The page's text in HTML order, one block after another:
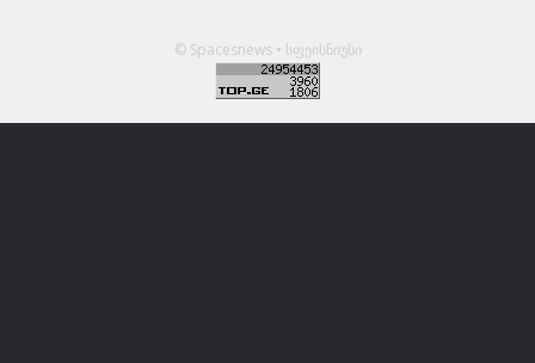
© Spacesnews • სფეისნიუსი